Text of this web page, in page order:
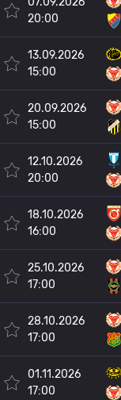
20:00
13.09.2026
15:00
20.09.2026
15:00
12.10.2026
20:00
18.10.2026
16:00
25.10.2026
17:00
28.10.2026
17:00
01.11.2026
17:00